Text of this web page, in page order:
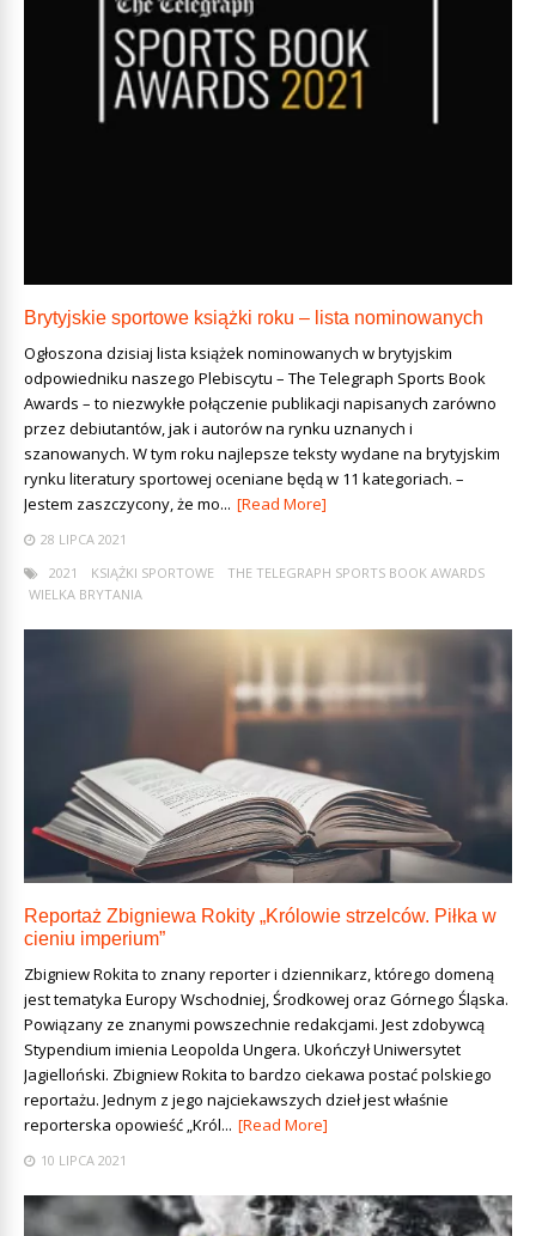
Brytyjskie sportowe książki roku – lista nominowanych
Ogłoszona dzisiaj lista książek nominowanych w brytyjskim
odpowiedniku naszego Plebiscytu – The Telegraph Sports Book
Awards – to niezwykłe połączenie publikacji napisanych zarówno
przez debiutantów, jak i autorów na rynku uznanych i
szanowanych. W tym roku najlepsze teksty wydane na brytyjskim
rynku literatury sportowej oceniane będą w 11 kategoriach. –
Jestem zaszczycony, że mo... [Read More]
28 LIPCA 2021
2021
KSIĄŻKI SPORTOWE
THE TELEGRAPH SPORTS BOOK AWARDS
WIELKA BRYTANIA
Reportaż Zbigniewa Rokity „Królowie strzelców. Piłka w
cieniu imperium”
Zbigniew Rokita to znany reporter i dziennikarz, którego domeną
jest tematyka Europy Wschodniej, Środkowej oraz Górnego Śląska.
Powiązany ze znanymi powszechnie redakcjami. Jest zdobywcą
Stypendium imienia Leopolda Ungera. Ukończył Uniwersytet
Jagielloński. Zbigniew Rokita to bardzo ciekawa postać polskiego
reportażu. Jednym z jego najciekawszych dzieł jest właśnie
reporterska opowieść „Król... [Read More]
10 LIPCA 2021